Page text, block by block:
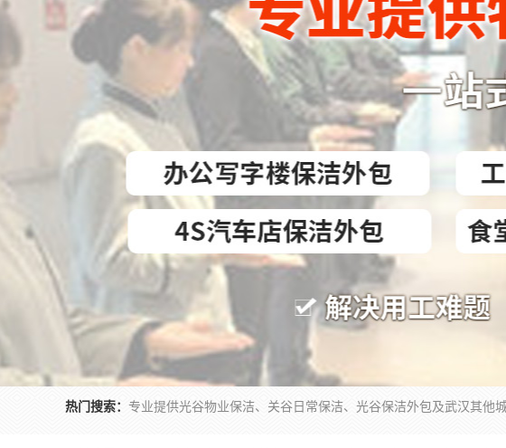
热门搜索：